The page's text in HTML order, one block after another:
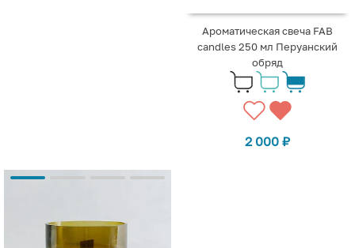
Ароматическая свеча FAB
candles 250 мл Перуанский
обряд
2 000 ₽